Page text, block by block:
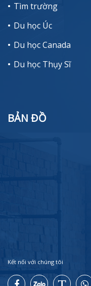
Tìm trường
Du học Úc
Du học Canada
Du học Thụy Sĩ
BẢN ĐỒ
Kết nối với chúng tôi